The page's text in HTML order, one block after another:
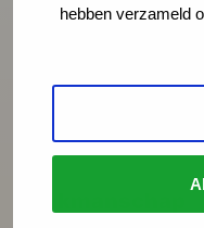
hebben verzameld